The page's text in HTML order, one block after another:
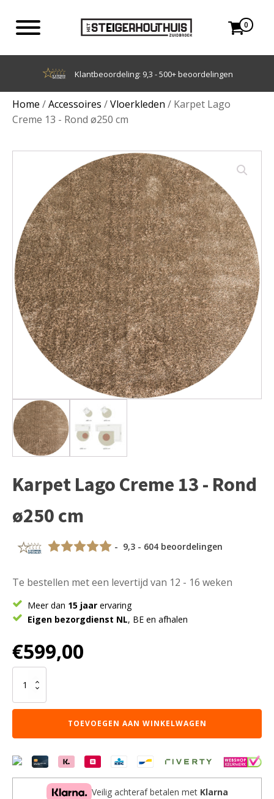
0
Achteraf betalen met Klarna
Home /Accessoires /Vloerkleden / Karpet Lago
Creme 13 - Rond ø250 cm
Karpet Lago Creme 13 - Rond
ø250 cm
- 9,3 - 604 beoordelingen
Te bestellen met een levertijd van 12 - 16 weken
Meer dan 15 jaar ervaring
Eigen bezorgdienst NL, BE en afhalen
€599,00
Lago
Creme
13
Rond
cm
aantal
TOEVOEGEN AAN WINKELWAGEN
Veilig achteraf betalen met Klarna